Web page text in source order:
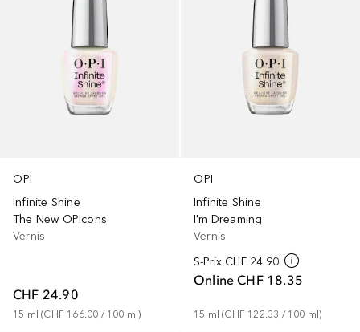
OPI
Infinite Shine
The New OPIcons
Vernis
CHF 24.90
15 ml (CHF 166.00 / 100 ml)
OPI
Infinite Shine
I'm Dreaming
Vernis
S-Prix CHF 24.90
Online CHF 18.35
15 ml (CHF 122.33 / 100 ml)
+1